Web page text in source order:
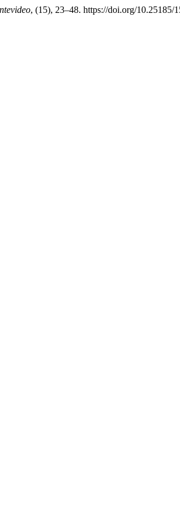
, (15), 23–48. https://doi.org/10.25185/